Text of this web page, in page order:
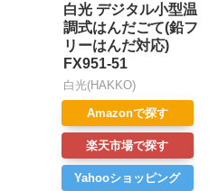
白光 デジタル小型温
調式はんだごて(鉛フ
リーはんだ対応)
FX951-51
白光(HAKKO)
Amazonで探す
楽天市場で探す
Yahooショッピング